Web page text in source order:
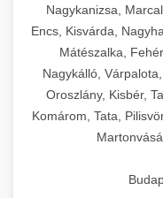
Nagykanizsa,
Encs, Kisvárda,
Mátészalka,
Nagykálló,
Oroszlány, Kisbér,
Komárom, Tata,